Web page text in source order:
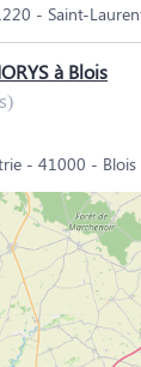
- Saint-
à Blois
- 41000 - Blois